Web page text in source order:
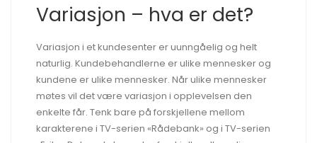
Variasjon – hva er det?
Variasjon i et kundesenter er uunngåelig og helt
naturlig. Kundebehandlerne er ulike mennesker og
kundene er ulike mennesker. Når ulike mennesker
møtes vil det være variasjon i opplevelsen den
enkelte får. Tenk bare på forskjellene mellom
karakterene i TV-serien «Rådebank» og i TV-serien